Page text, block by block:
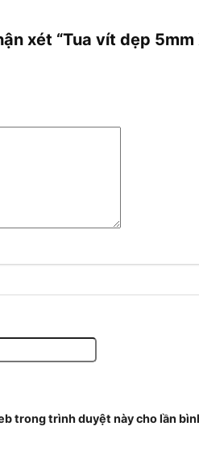
xét “Tua vít dẹp
trong trình duyệt này cho lần